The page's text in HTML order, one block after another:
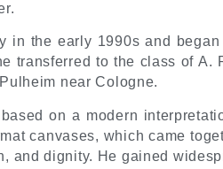
in the early 1990s and
transferred to the class of
near Cologne.
on a modern
canvases, which came
and dignity. He gained